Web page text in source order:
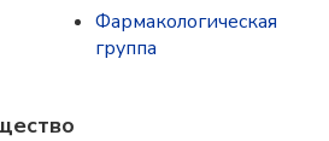
Фармакологическая
группа